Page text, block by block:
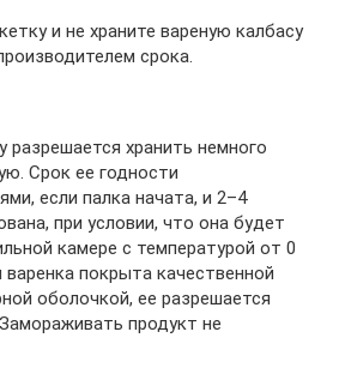
и не храните вареную калбасу
срока.
хранить немного
Срок ее годности
если палка начата, и 2–4
при условии, что она будет
камере с температурой от 0
варенка покрыта качественной
оболочкой, ее разрешается
продукт не